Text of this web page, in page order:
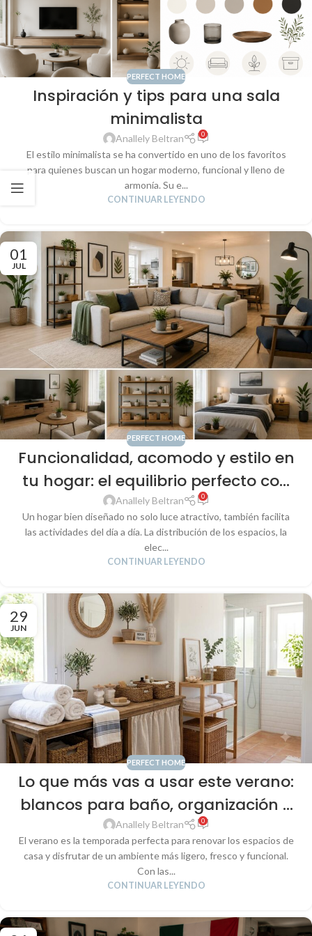
PERFECT HOME
Inspiración y tips para una sala
minimalista
Anallely Beltran 0
El estilo minimalista se ha convertido en uno de los favoritos
para quienes buscan un hogar moderno, funcional y lleno de
armonía. Su e...
CONTINUAR LEYENDO
01
JUL
PERFECT HOME
Funcionalidad, acomodo y estilo en
tu hogar: el equilibrio perfecto con
los muebles adecuados
Anallely Beltran 0
Un hogar bien diseñado no solo luce atractivo, también facilita
las actividades del día a día. La distribución de los espacios, la
elec...
CONTINUAR LEYENDO
29
JUN
PERFECT HOME
Lo que más vas a usar este verano:
blancos para baño, organización y
una decoración fresca para tu
hogar
Anallely Beltran 0
El verano es la temporada perfecta para renovar los espacios de
casa y disfrutar de un ambiente más ligero, fresco y funcional.
Con las...
CONTINUAR LEYENDO